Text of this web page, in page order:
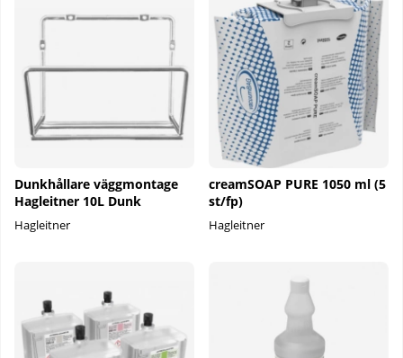
Dunkhållare väggmontage
Hagleitner 10L Dunk
Hagleitner
creamSOAP PURE 1050 ml (5
st/fp)
Hagleitner